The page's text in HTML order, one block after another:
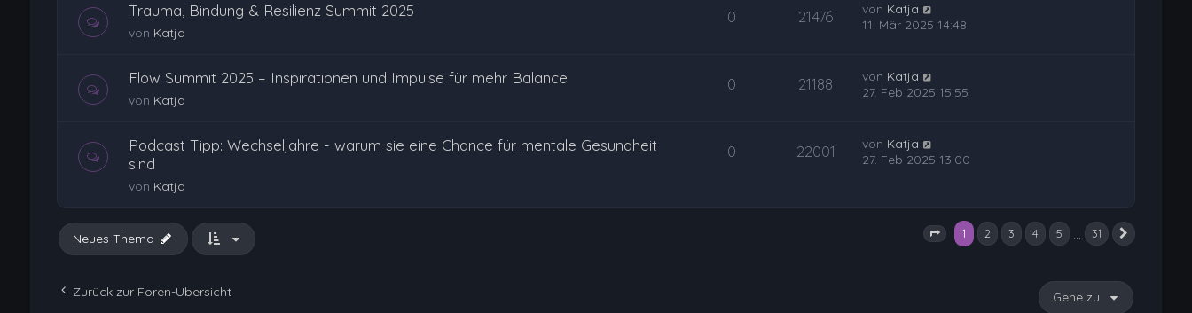
Trauma, Bindung & Resilienz Summit 2025
von Katja
0 21476 von Katja
11. Mär 2025 14:48
Flow Summit 2025 – Inspirationen und Impulse für mehr Balance
von Katja
0 21188 von Katja
27. Feb 2025 15:55
Podcast Tipp: Wechseljahre - warum sie eine Chance für mentale Gesundheit
sind
von Katja
0 22001 von Katja
27. Feb 2025 13:00
Seite 1 von 31
1 2 3 4 5 31
Neues Thema
Zurück zur Foren-Übersicht Gehe zu